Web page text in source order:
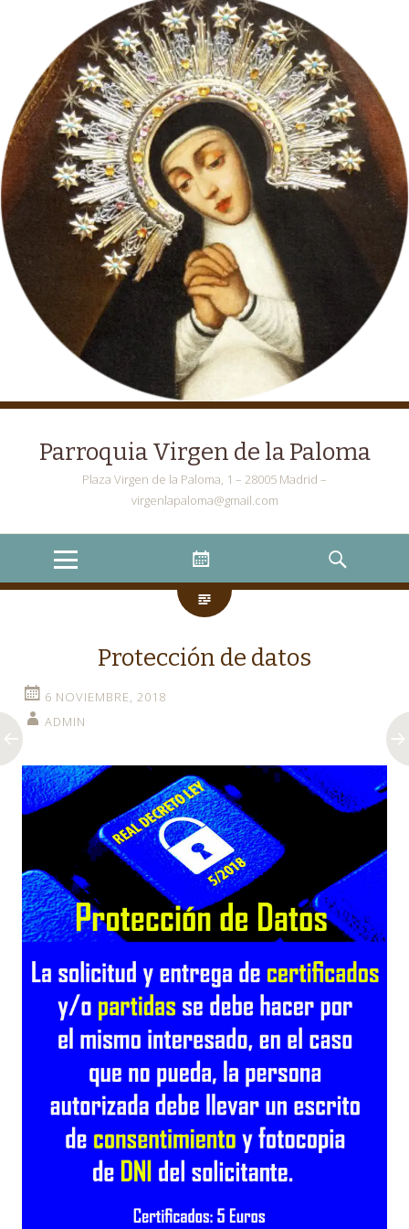
Parroquia Virgen de la Paloma
Plaza Virgen de la Paloma, 1 – 28005 Madrid –
virgenlapaloma@gmail.com
Menu
Widgets
Search
Protección de datos
6 NOVIEMBRE, 2018
ADMIN